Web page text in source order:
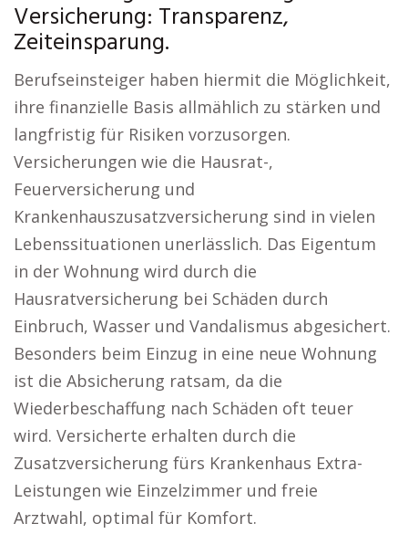
Versicherung: Transparenz,
Zeiteinsparung.
Berufseinsteiger haben hiermit die Möglichkeit,
ihre finanzielle Basis allmählich zu stärken und
langfristig für Risiken vorzusorgen.
Versicherungen wie die Hausrat-,
Feuerversicherung und
Krankenhauszusatzversicherung sind in vielen
Lebenssituationen unerlässlich. Das Eigentum
in der Wohnung wird durch die
Hausratversicherung bei Schäden durch
Einbruch, Wasser und Vandalismus abgesichert.
Besonders beim Einzug in eine neue Wohnung
ist die Absicherung ratsam, da die
Wiederbeschaffung nach Schäden oft teuer
wird. Versicherte erhalten durch die
Zusatzversicherung fürs Krankenhaus Extra-
Leistungen wie Einzelzimmer und freie
Arztwahl, optimal für Komfort.